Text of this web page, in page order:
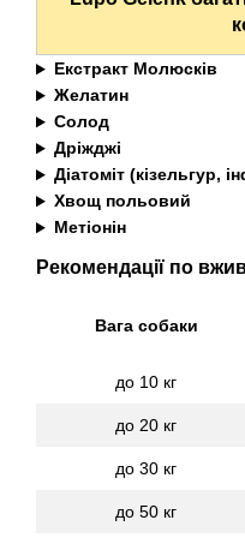
Екстракт Молюсків
Желатин
Солод
Дріжджі
Діатоміт (кізельгур,
Хвощ польовий
Метіонін
Рекомендації по
Вага собаки
до 10 кг
до 20 кг
до 30 кг
до 50 кг